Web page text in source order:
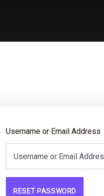
Username or Email Address